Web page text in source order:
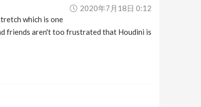
2020年7月18日 0:12
which is one
friends aren't too frustrated that Houdini is